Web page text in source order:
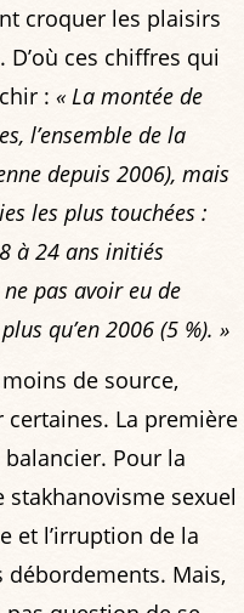
croquer les plaisirs
ces chiffres qui
: « La montée de
l’ensemble de la
depuis 2006), mais
les plus touchées :
à 24 ans initiés
pas avoir eu de
qu’en 2006 (5 %). »
de source,
La première
Pour la
stakhanovisme sexuel
et l’irruption de la
Mais,